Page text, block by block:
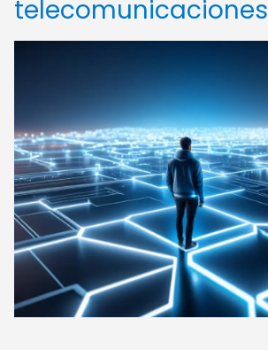
telecomunicaciones